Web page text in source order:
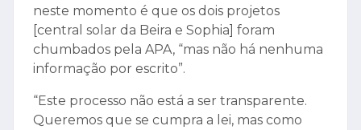
neste momento é que os dois projetos
[central solar da Beira e Sophia] foram
chumbados pela APA, “mas não há nenhuma
informação por escrito”.
“Este processo não está a ser transparente.
Queremos que se cumpra a lei, mas como